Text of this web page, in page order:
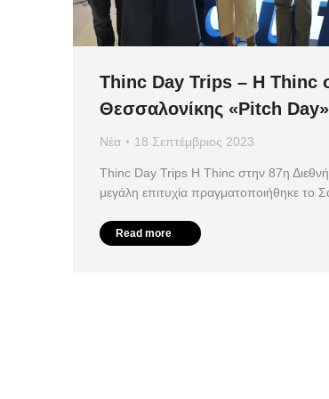
Thinc Day Trips – Η Thinc
Θεσσαλονίκης «Pitch Day»
Νέα 18 Σεπτέμβριος 2023
Thinc Day Trips Η Thinc στην 87η
μεγάλη επιτυχία πραγματοποιήθηκε το
Read more